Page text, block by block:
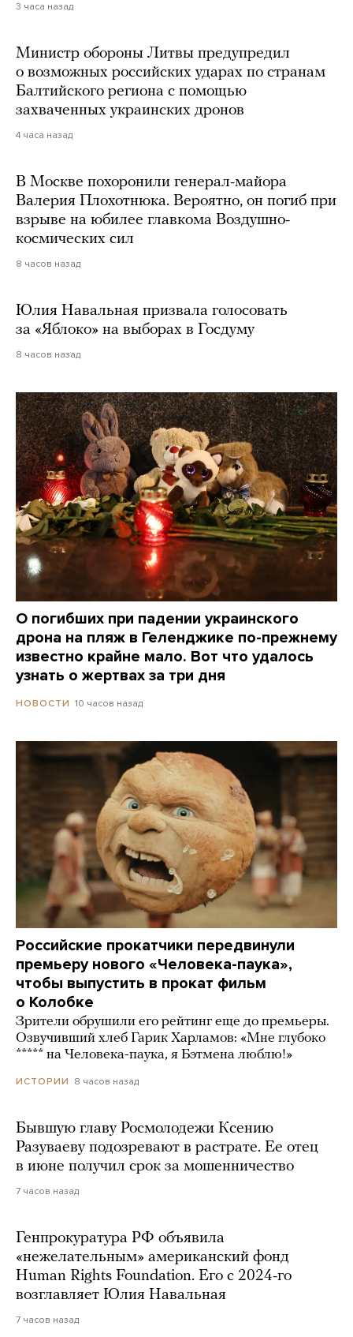
3 часа назад
Министр обороны Литвы предупредил
о возможных российских ударах по странам
Балтийского региона с помощью
захваченных украинских дронов
4 часа назад
В Москве похоронили генерал-майора
Валерия Плохотнюка. Вероятно, он погиб при
взрыве на юбилее главкома Воздушно-
космических сил
8 часов назад
Юлия Навальная призвала голосовать
за «Яблоко» на выборах в Госдуму
8 часов назад
О погибших при падении украинского
дрона на пляж в Геленджике по-прежнему
известно крайне мало. Вот что удалось
узнать о жертвах за три дня
НОВОСТИ 10 часов назад
Российские прокатчики передвинули
премьеру нового «Человека-паука»,
чтобы выпустить в прокат фильм
о Колобке
Зрители обрушили его рейтинг еще до премьеры.
Озвучивший хлеб Гарик Харламов: «Мне глубоко
***** на Человека-паука, я Бэтмена люблю!»
ИСТОРИИ 8 часов назад
Бывшую главу Росмолодежи Ксению
Разуваеву подозревают в растрате. Ее отец
в июне получил срок за мошенничество
7 часов назад
Генпрокуратура РФ объявила
«нежелательным» американский фонд
Human Rights Foundation. Его с 2024-го
возглавляет Юлия Навальная
7 часов назад